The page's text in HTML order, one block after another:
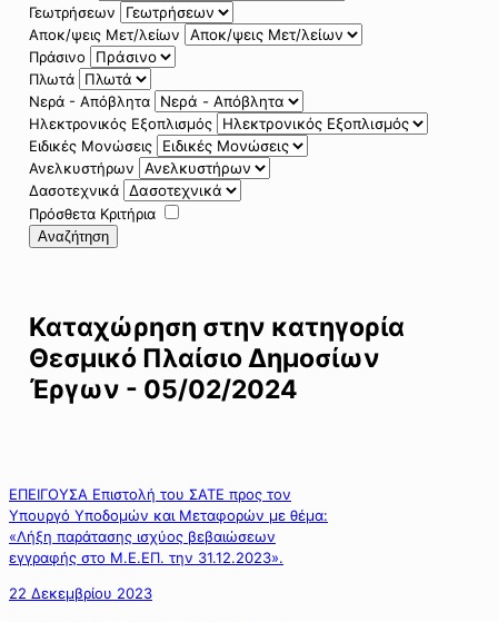
Γεωτρήσεων
Αποκ/ψεις Μετ/λείων
Πράσινο
Πλωτά
Νερά - Απόβλητα
Ηλεκτρονικός Εξοπλισμός
Ειδικές Μονώσεις
Ανελκυστήρων
Δασοτεχνικά
Πρόσθετα Κριτήρια
Αναζήτηση
Καταχώρηση στην κατηγορία
Θεσμικό Πλαίσιο Δημοσίων
Έργων - 05/02/2024
ΕΠΕΙΓΟΥΣΑ Επιστολή του ΣΑΤΕ προς τον
Υπουργό Υποδομών και Μεταφορών με θέμα:
«Λήξη παράτασης ισχύος βεβαιώσεων
εγγραφής στο Μ.Ε.ΕΠ. την 31.12.2023».
22 Δεκεμβρίου 2023